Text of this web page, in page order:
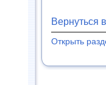
Вернуться
Открыть